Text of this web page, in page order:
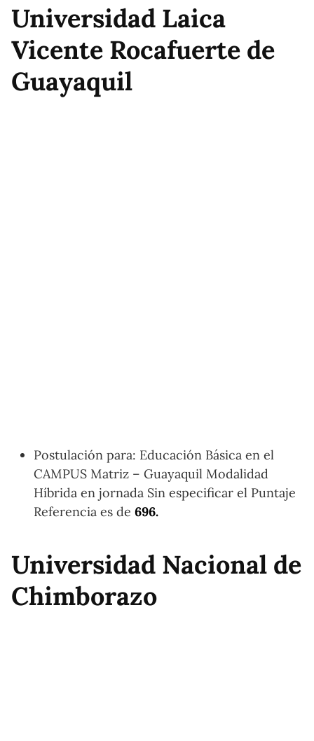
Universidad Laica
Vicente Rocafuerte de
Guayaquil
Postulación para: Educación Básica en el
CAMPUS Matriz – Guayaquil Modalidad
Híbrida en jornada Sin especificar el Puntaje
Referencia es de 696.
Universidad Nacional de
Chimborazo